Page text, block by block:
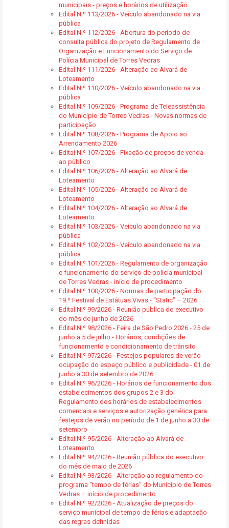
municipais - preços e horários de utilização
Edital N.º 113/2026 - Veículo abandonado na via
pública
Edital N.º 112/2026 - Abertura do período de
consulta pública do projeto de Regulamento de
Organização e Funcionamento do Serviço de
Polícia Municipal de Torres Vedras
Edital N.º 111/2026 - Alteração ao Alvará de
Loteamento
Edital N.º 110/2026 - Veículo abandonado na via
pública
Edital N.º 109/2026 - Programa de Teleassistência
do Município de Torres Vedras - Novas normas de
participação
Edital N.º 108/2026 - Programa de Apoio ao
Arrendamento 2026
Edital N.º 107/2026 - Fixação de preços de venda
ao público
Edital N.º 106/2026 - Alteração ao Alvará de
Loteamento
Edital N.º 105/2026 - Alteração ao Alvará de
Loteamento
Edital N.º 104/2026 - Alteração ao Alvará de
Loteamento
Edital N.º 103/2026 - Veículo abandonado na via
pública
Edital N.º 102/2026 - Veículo abandonado na via
pública
Edital N.º 101/2026 - Regulamento de organização
e funcionamento do serviço de polícia municipal
de Torres Vedras - início de procedimento
Edital N.º 100/2026 - Normas de participação do
19.º Festival de Estátuas Vivas - “Static” – 2026
Edital N.º 99/2026 - Reunião pública do executivo
do mês de junho de 2026
Edital N.º 98/2026 - Feira de São Pedro 2026 - 25 de
junho a 5 de julho - Horários, condições de
funcionamento e condicionamento de trânsito
Edital N.º 97/2026 - Festejos populares de verão -
ocupação do espaço público e publicidade - 01 de
junho a 30 de setembro de 2026
Edital N.º 96/2026 - Horários de funcionamento dos
estabelecimentos dos grupos 2 e 3 do
Regulamento dos horários de estabalecimentos
comerciais e serviços e autorização genérica para
festejos de verão no período de 1 de junho a 30 de
setembro
Edital N.º 95/2026 - Alteração ao Alvará de
Loteamento
Edital N.º 94/2026 - Reunião pública do executivo
do mês de maio de 2026
Edital N.º 93/2026 - Alteração ao regulamento do
programa “tempo de férias” do Município de Torres
Vedras – início de procedimento
Edital N.º 92/2026 - Atualização de preços do
serviço municipal de tempo de férias e adaptação
das regras definidas